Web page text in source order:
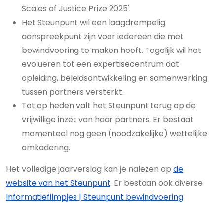
Scales of Justice Prize 2025'.
Het Steunpunt wil een laagdrempelig
aanspreekpunt zijn voor iedereen die met
bewindvoering te maken heeft. Tegelijk wil het
evolueren tot een expertisecentrum dat
opleiding, beleidsontwikkeling en samenwerking
tussen partners versterkt.
Tot op heden valt het Steunpunt terug op de
vrijwillige inzet van haar partners. Er bestaat
momenteel nog geen (noodzakelijke) wettelijke
omkadering.
Het volledige jaarverslag kan je nalezen op de
website van het Steunpunt. Er bestaan ook diverse
Informatiefilmpjes | Steunpunt bewindvoering